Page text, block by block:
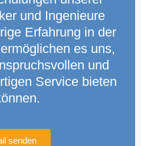
und Ingenieure
Erfahrung in der
es uns,
und
Service bieten
senden